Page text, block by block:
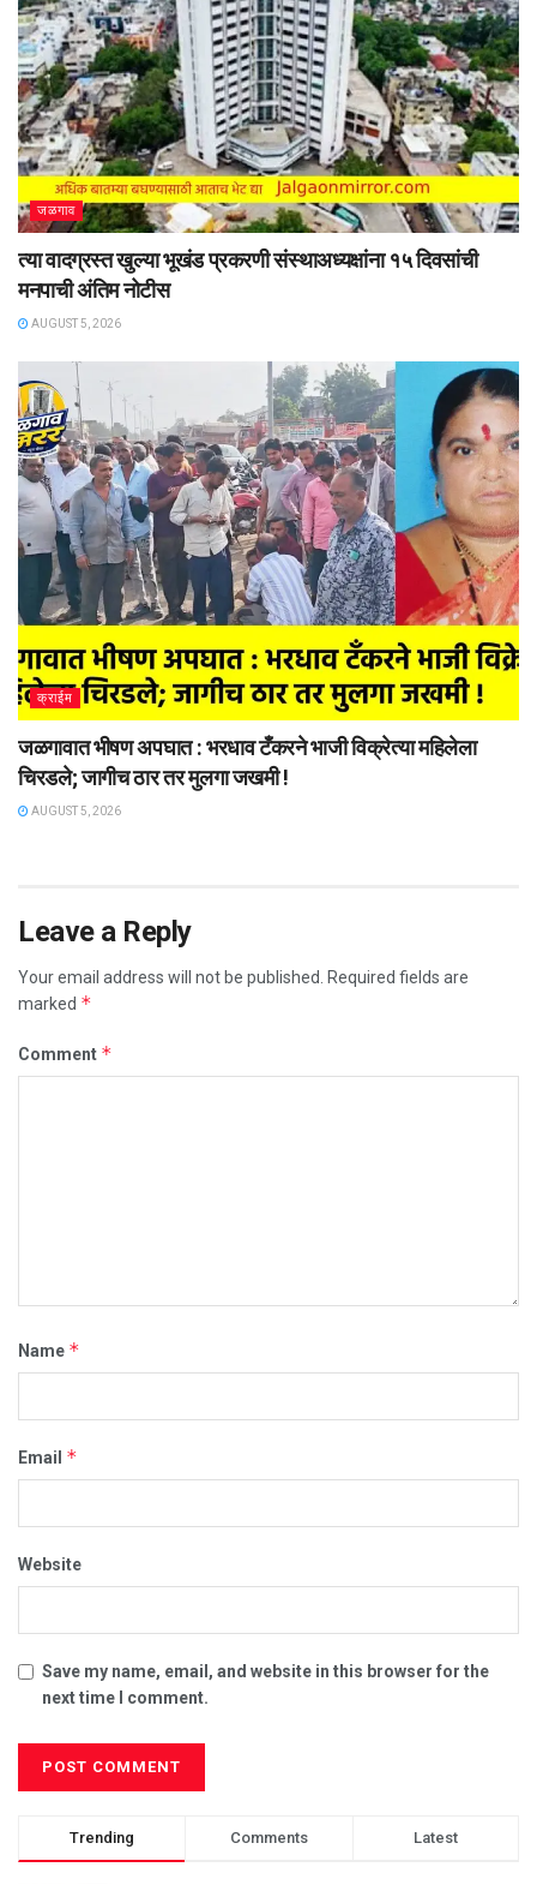
जळगाव
त्या वादग्रस्त खुल्या भूखंड प्रकरणी संस्थाअध्यक्षांना १५ दिवसांची
मनपाची अंतिम नोटीस
AUGUST 5, 2026
क्राईम
जळगावात भीषण अपघात : भरधाव टँकरने भाजी विक्रेत्या महिलेला
चिरडले; जागीच ठार तर मुलगा जखमी !
AUGUST 5, 2026
Leave a Reply
Your email address will not be published.
Required fields are
marked *
Comment *
Name *
Email *
Website
Save my name, email, and website in this browser for the
next time I comment.
Trending Comments Latest